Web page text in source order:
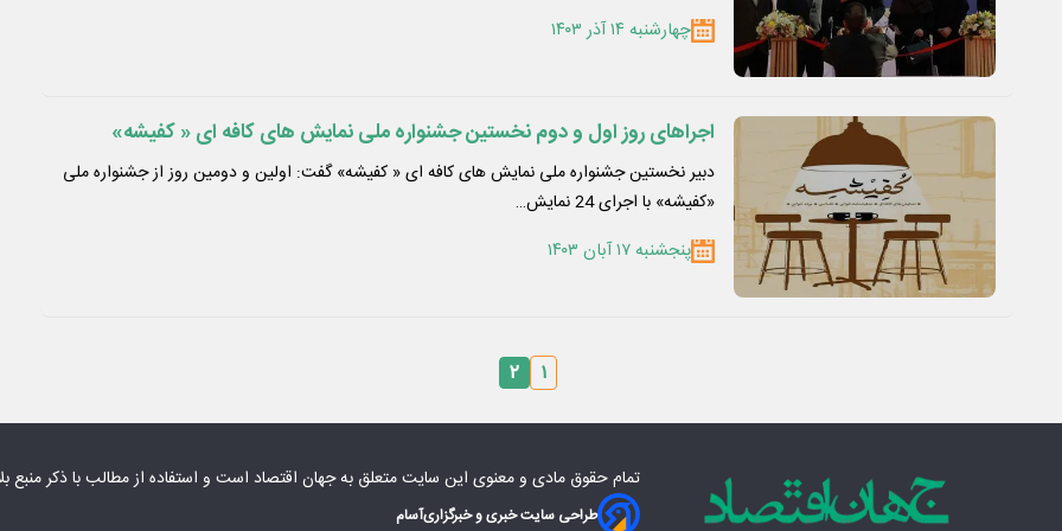
چهارشنبه ۱۴ آذر ۱۴۰۳
اجراهای روز اول و دوم نخستین جشنواره ملی نمایش های کافه ای « کفیشه»
دبیر نخستین جشنواره ملی نمایش های کافه ای « کفیشه» گفت: اولین و دومین روز از جشنواره ملی
«کفیشه» با اجرای 24 نمایش…
پنجشنبه ۱۷ آبان ۱۴۰۳
۱ ۲
تمام حقوق مادی‌ و معنوی این سایت متعلق بهجهان اقتصاد است و استفاده از مطالب با ذکر منبع
طراحی سایت خبری و خبرگزاریآسام